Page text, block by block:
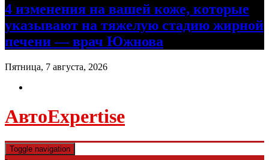
4 изменения на вашей коже, которые
указывают на тяжелую стадию жирной
печени — врач Южнова
Пятница, 7 августа, 2026
АвтоExpertise
Toggle navigation